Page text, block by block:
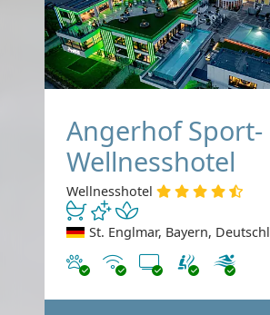
Angerhof Sport-
Wellnesshotel
Wellnesshotel
St. Englmar, Bayern,
Haustiere erlaubt
Internet
TV